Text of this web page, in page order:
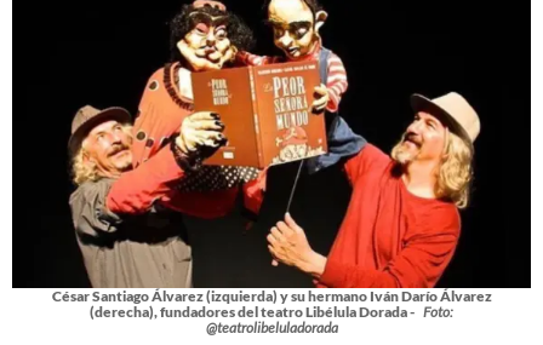
César Santiago Álvarez (izquierda) y su hermano Iván Darío Álvarez
(derecha), fundadores del teatro Libélula Dorada - Foto:
@teatrolibeluladorada